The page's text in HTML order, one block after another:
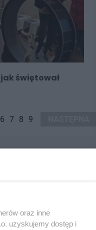
świętował
6 7 8 9
oraz inne
uzyskujemy dostęp i